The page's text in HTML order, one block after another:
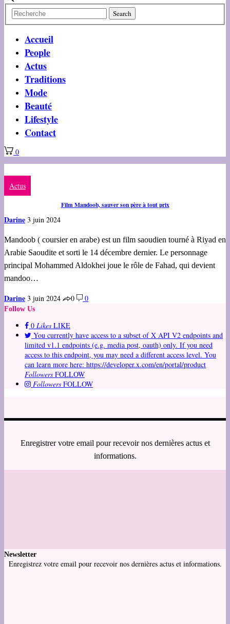
Accueil
People
Actus
Traditions
Mode
Beauté
Lifestyle
Contact
0
Actus
Film Mandoob, sauver son père à tout prix
Darine 3 juin 2024
Mandoob ( coursier en arabe) est un film saoudien tourné à Riyad en
Arabie Saoudite et sorti le 14 décembre dernier. Le personnage
principal Mohammed Aldokhei joue le rôle de Fahad, qui devient
mandoo…
Darine 3 juin 2024 0 0
Follow Us
0 Likes LIKE
You currently have access to a subset of X API V2 endpoints and
limited v1.1 endpoints (e.g. media post, oauth) only. If you need
access to this endpoint, you may need a different access level. You
can learn more here: https://developer.x.com/en/portal/product
Followers FOLLOW
Followers FOLLOW
Enregistrer votre email pour recevoir nos dernières actus et
informations.
Newsletter
Enregistrez votre email pour recevoir nos dernières actus et informations.